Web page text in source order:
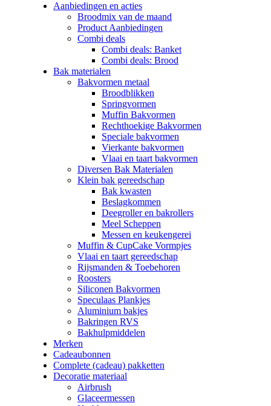
Aanbiedingen en acties
Broodmix van de maand
Product Aanbiedingen
Combi deals
Combi deals: Banket
Combi deals: Brood
Bak materialen
Bakvormen metaal
Broodblikken
Springvormen
Muffin Bakvormen
Rechthoekige Bakvormen
Speciale bakvormen
Vierkante bakvormen
Vlaai en taart bakvormen
Diversen Bak Materialen
Klein bak gereedschap
Bak kwasten
Beslagkommen
Deegroller en bakrollers
Meel Scheppen
Messen en keukengerei
Muffin & CupCake Vormpjes
Vlaai en taart gereedschap
Rijsmanden & Toebehoren
Roosters
Siliconen Bakvormen
Speculaas Plankjes
Aluminium bakjes
Bakringen RVS
Bakhulpmiddelen
Merken
Cadeaubonnen
Complete (cadeau) pakketten
Decoratie materiaal
Airbrush
Glaceermessen